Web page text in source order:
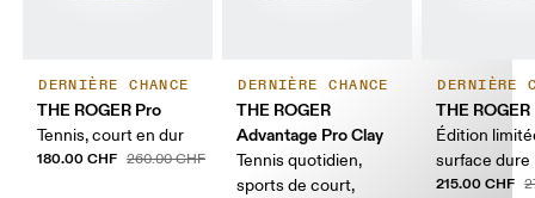
DERNIÈRE CHANCE
THE ROGER Pro
Tennis, court en dur
180.00 CHF 260.00 CHF
DERNIÈRE CHANCE
THE ROGER
Advantage Pro Clay
Tennis quotidien,
sports de court,
DERNIÈRE
THE
Édition
surface dure
215.00 CHF